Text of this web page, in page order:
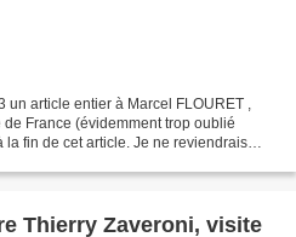
un article entier à Marcel FLOURET ,
France (évidemment trop oublié
fin de cet article. Je ne reviendrais
Thierry Zaveroni, visite